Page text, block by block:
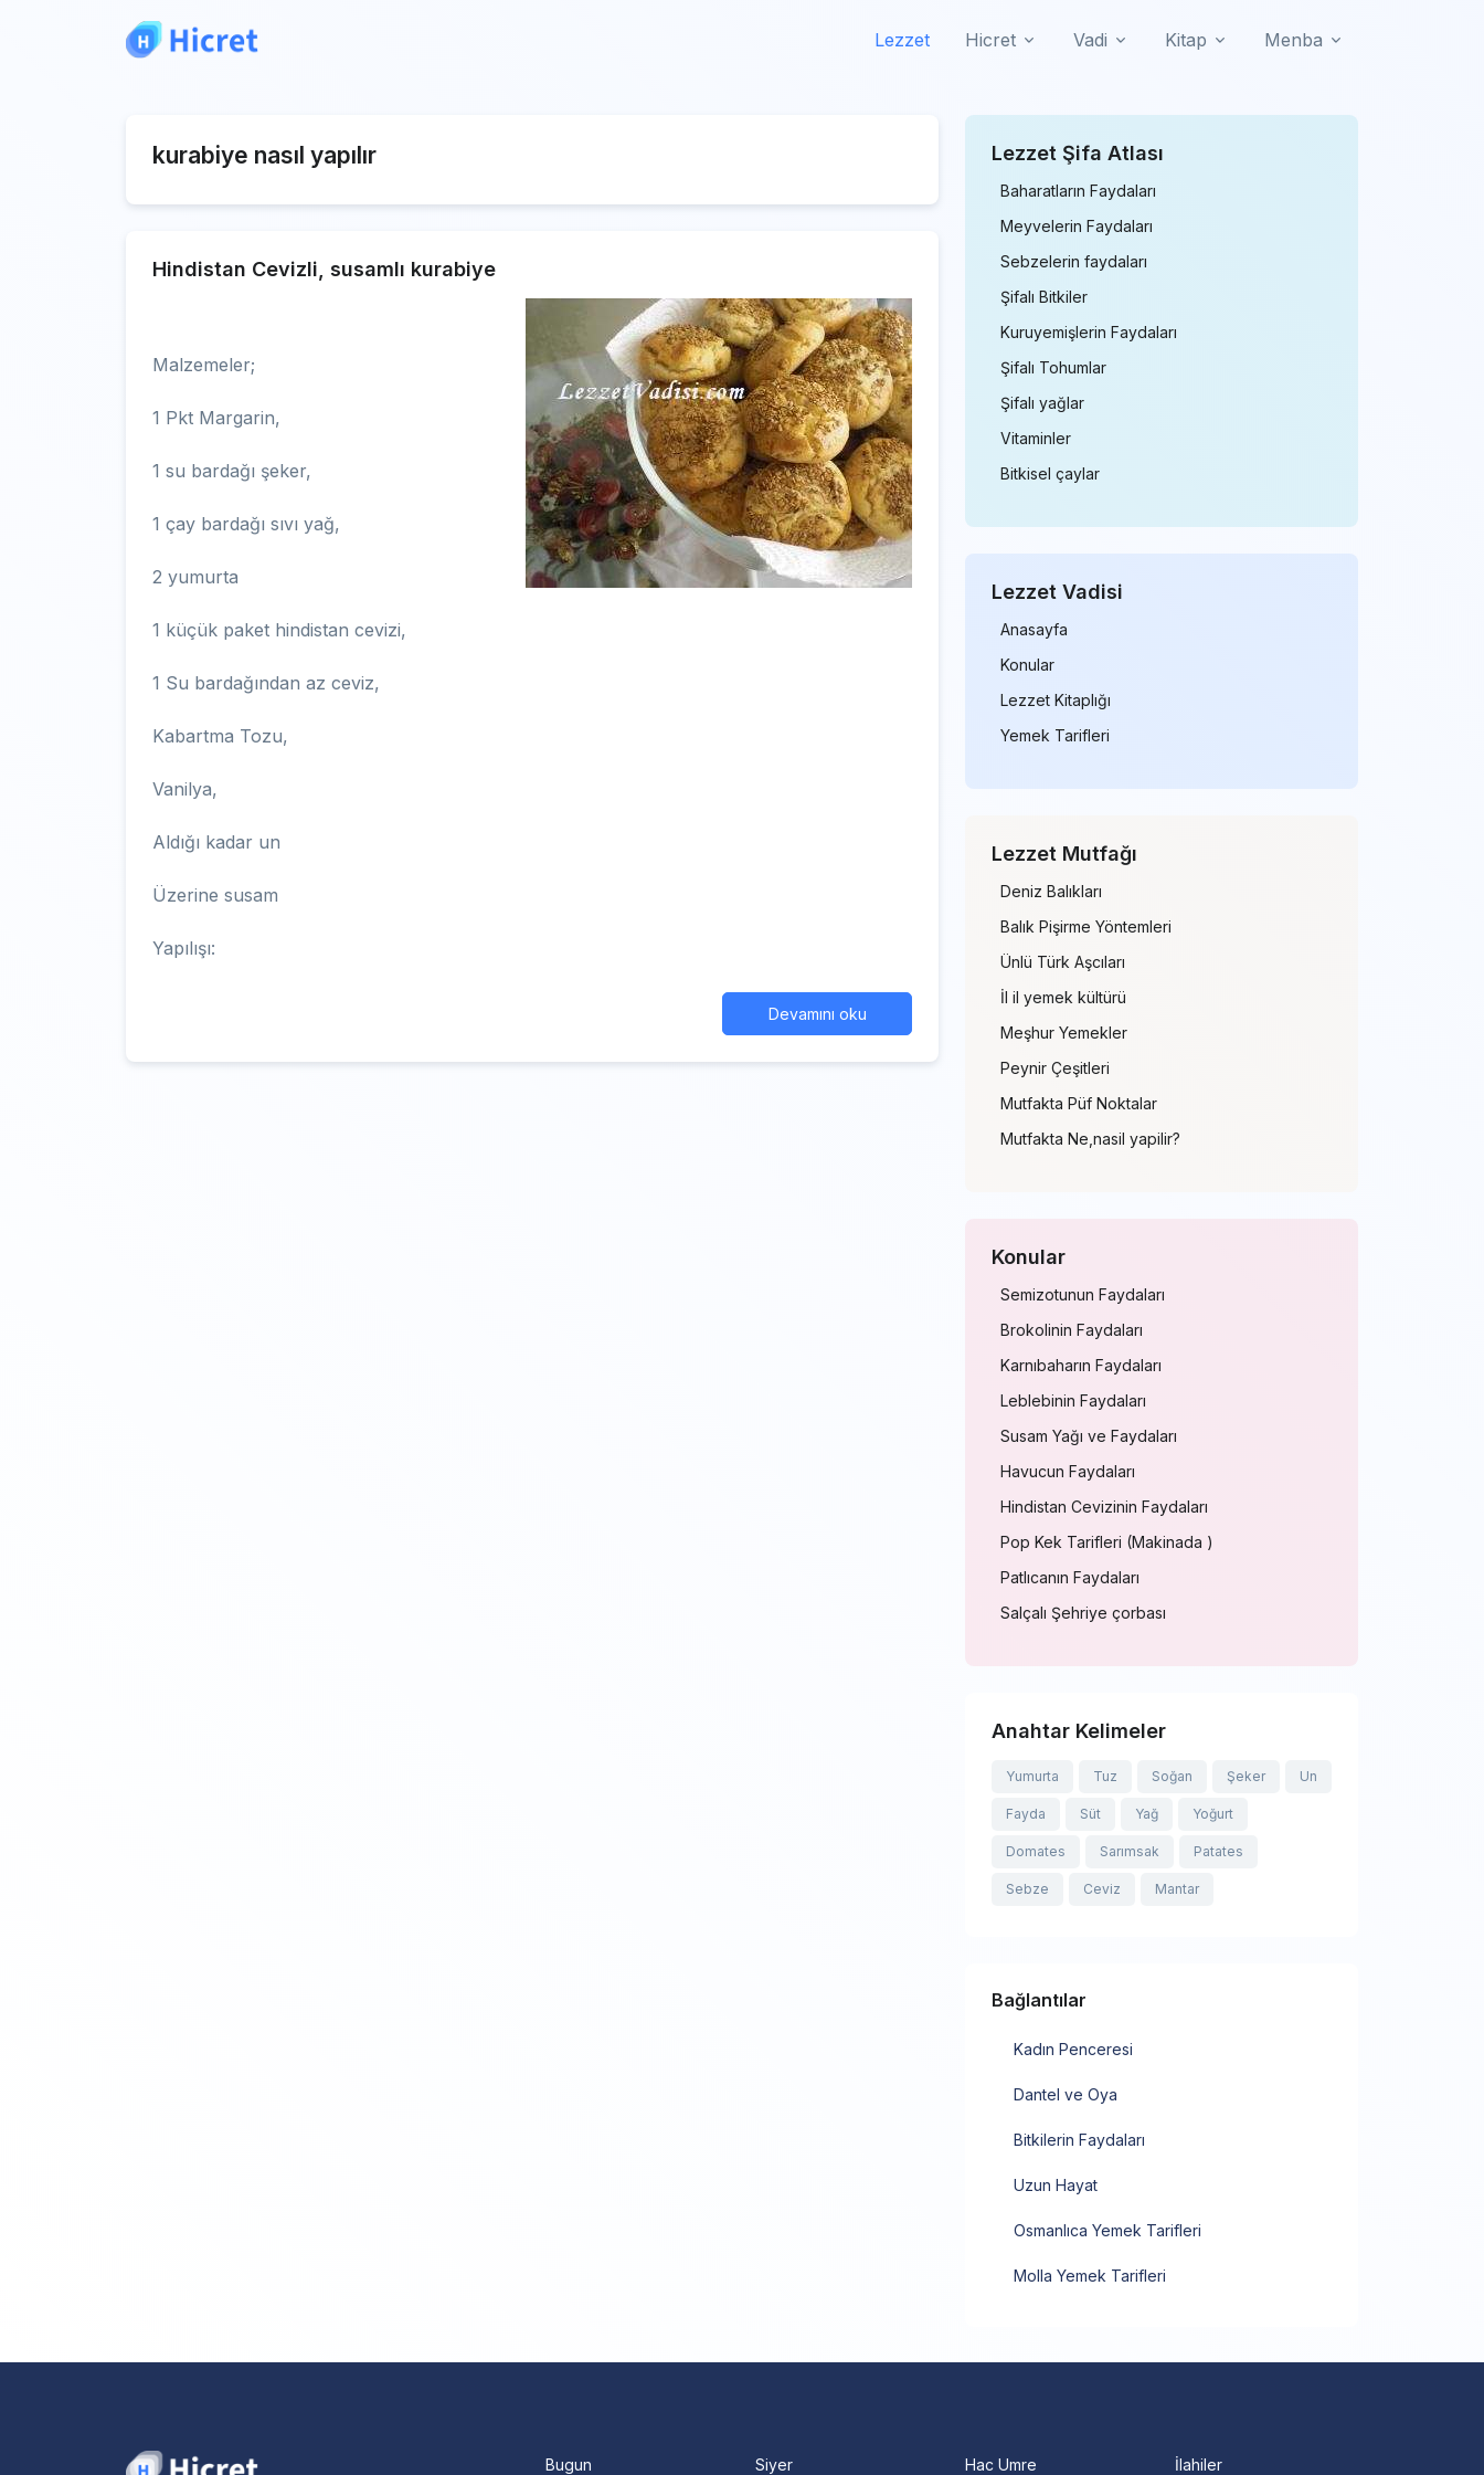
Lezzet Hicret Vadi Kitap Menba
kurabiye nasıl yapılır
Hindistan Cevizli, susamlı kurabiye
Malzemeler;
1 Pkt Margarin,
1 su bardağı şeker,
1 çay bardağı sıvı yağ,
2 yumurta
1 küçük paket hindistan cevizi,
1 Su bardağından az ceviz,
Kabartma Tozu,
Vanilya,
Aldığı kadar un
Üzerine susam
Yapılışı:
Devamını oku
Lezzet Şifa Atlası
Baharatların Faydaları
Meyvelerin Faydaları
Sebzelerin faydaları
Şifalı Bitkiler
Kuruyemişlerin Faydaları
Şifalı Tohumlar
Şifalı yağlar
Vitaminler
Bitkisel çaylar
Lezzet Vadisi
Anasayfa
Konular
Lezzet Kitaplığı
Yemek Tarifleri
Lezzet Mutfağı
Deniz Balıkları
Balık Pişirme Yöntemleri
Ünlü Türk Aşcıları
İl il yemek kültürü
Meşhur Yemekler
Peynir Çeşitleri
Mutfakta Püf Noktalar
Mutfakta Ne,nasil yapilir?
Konular
Semizotunun Faydaları
Brokolinin Faydaları
Karnıbaharın Faydaları
Leblebinin Faydaları
Susam Yağı ve Faydaları
Havucun Faydaları
Hindistan Cevizinin Faydaları
Pop Kek Tarifleri (Makinada )
Patlıcanın Faydaları
Salçalı Şehriye çorbası
Anahtar Kelimeler
Yumurta Tuz Soğan Şeker Un
Fayda Süt Yağ Yoğurt
Domates Sarımsak Patates
Sebze Ceviz Mantar
Bağlantılar
Kadın Penceresi
Dantel ve Oya
Bitkilerin Faydaları
Uzun Hayat
Osmanlıca Yemek Tarifleri
Molla Yemek Tarifleri
Bugun Siyer Hac Umre İlahiler